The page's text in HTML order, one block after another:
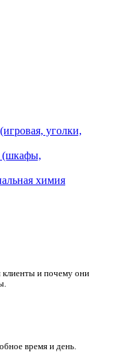
уголки,
(шкафы,
химия
и почему они
время и день.